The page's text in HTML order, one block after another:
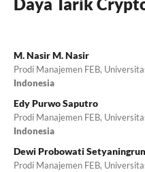
M. Nasir M. Nasir
Prodi Manajemen FEB,
Indonesia
Edy Purwo Saputro
Prodi Manajemen FEB,
Indonesia
Dewi Probowati
Prodi Manajemen FEB,